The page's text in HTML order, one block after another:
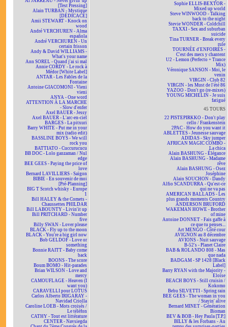
[Test Pressing]
Alain TURBAN - Mystique
[DÉDICACÉ]
Amii STEWART - Knock on
wood
André VERCHUREN - Alma
española
André VERCHUREN - Un
certain frisson
Andy & David WILLIAMS -
What's your name
Ann SOREL - Quand j'ai si mal
Annie CORDY - Le rock à
Médor [White Label]
ANTAR - Les Fables de la
Fontaine
Antoine GIACOMONI - Vieni
vieni
ANYA - One word
ATTENTION À LA MARCHE
- Slow d'enfer
Axel BAUER - Jessy
Axel BAUER - L'arc-en-ciel
BARGES - La pitxuri
Barry WHITE - Put me in your
mix (radio edit)
BASSLINE BOYS - We will
rock you
BATTIATO - Cuccurucucu
BB DOC - Lolo ganzaman / Nul
edge
BEE GEES - Paying the price of
love
Bernard LAVILLIERS - Saïgon
BIBIE - En souvenir de moi
[Pré-Planning]
BIG T Scotch whisky - Europe
1
Bill HALEY & the Comets -
Chaussettes PHILDAR
Bill LABOUNTY - Livin'it up
Bill PRITCHARD - Number
five
Billy SWAN - Lover please
BLACK - Fly up to the moon
BLACK - You're a big girl now
Bob GELDOF - Love or
something
Bonnie RAITT - Baby come
back
BOONS - The score
Boum BOMO - Hit-parades
Brian WILSON - Love and
mercy
CAMOUFLAGE - Heaven (I
want you)
CARAVELLI pour LOTUS
Carlos Alberto IRIGARAY -
Navidad Criolla
Caroline LOEB - Mots croisés /
Le téléfon
CATHY - Tout est littérature
CENTER - Navsiegda
Sophie ELLIS-BEXTOR -
Mixed up world
Steve WINWOOD - Talking
back to the night
Stevie WONDER - Coldchill
TAXXI - Sex and suburban
suicide
Tina TURNER - Break every
rule
TOURNÉE d'ENFOIRÉS -
C'est des mecs y chantent
U2 - Lemon (Perfecto + Trance
Mix)
Véronique SANSON - Moi, le
venin
VIRGIN - Club 82
VIRGIN - les Must de l'été 86
YAZOO - Don't go (re-mixes)
YOUNG MICHELIN - Je suis
fatigué
45 TOURS
22 PISTEPIRKKO - Don't play
cello / Frankenstein
2PAC - How do you want it
ABLETTES - Jeunesse sauvage
ADIDAS - Sky jumper
AFRICAN MAGIC COMBO -
La chica
Alain BASHUNG - Élégance
Alain BASHUNG - Madame
rêve
Alain BASHUNG - Osez
Joséphine
Alain SOUCHON - Dandy
Alfio SCANDURRA - Qu'est-ce
qui ne va pas
AMERICAN BALLADS - Les
plus grands moments Country
ANDERSON BRUFORD
WAKEMAN HOWE - Brother
of mine
Antoine DONNET - Fais gaffe à
ce que tu penses...
Art MENGO - Côté cour
AVIGNON au 8 décembre
AVIONS - Nuit sauvage
B-52's - Planet Claire
BAB & ROLANDO 808 - Mas
que nada
BADGAM - SP 1428 [Black
Label]
Barry RYAN with the Majority -
Eloïse
BEACH BOYS - Still cruisin /
Kokomo
Bebu SILVETTI - Spring rain
BEE GEES - The woman in you
/ Stayin' alive
Bernard MINET - Génération
Bioman
BEV & BOB - Hey Paula [T.P.]
BILLY & les Forbans - Au